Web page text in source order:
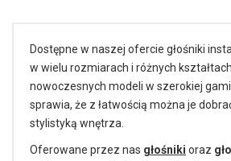
Dostępne w naszej ofercie głośniki
w wielu rozmiarach i różnych
nowoczesnych modeli w szerokiej
sprawia, że z łatwością można je
stylistyką wnętrza.
Oferowane przez nas głośniki oraz